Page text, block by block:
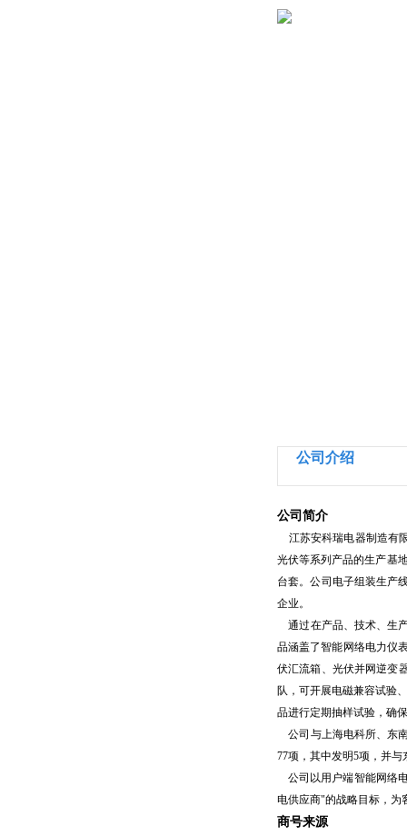
公司介绍
公司简介
江苏安科瑞电器制造有
光伏等系列产品的生产基
台套。公司电子组装生产
企业。
通过在产品、技术、生
品涵盖了智能网络电力仪
伏汇流箱、光伏并网逆变
队，可开展电磁兼容试验
品进行定期抽样试验，确
公司与上海电科所、东
77项，其中发明5项，并
公司以用户端智能网络
电供应商"的战略目标，为
商号来源